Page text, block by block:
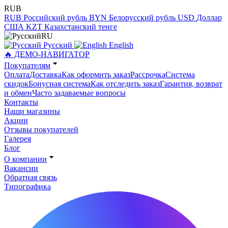
RUB
RUB Российский рубль BYN Белорусский рубль USD Доллар
США KZT Казахстанский тенге
RU
Русский
English
🔥 ДЕМО-НАВИГАТОР
Покупателям
ОплатаДоставкаКак оформить заказРассрочкаСистема
скидокБонусная системаКак отследить заказГарантия, возврат
и обменЧасто задаваемые вопросы
Контакты
Наши магазины
Акции
Отзывы покупателей
Галерея
Блог
О компании
Вакансии
Обратная связь
Типографика